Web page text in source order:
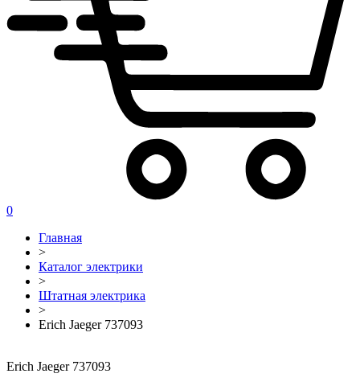
0
Главная
>
Каталог электрики
>
Штатная электрика
>
Erich Jaeger 737093
Erich Jaeger 737093